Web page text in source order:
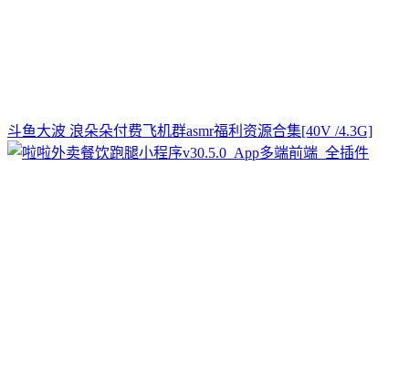
斗鱼大波 浪朵朵付费飞机群asmr福利资源合集[40V /4.3G]